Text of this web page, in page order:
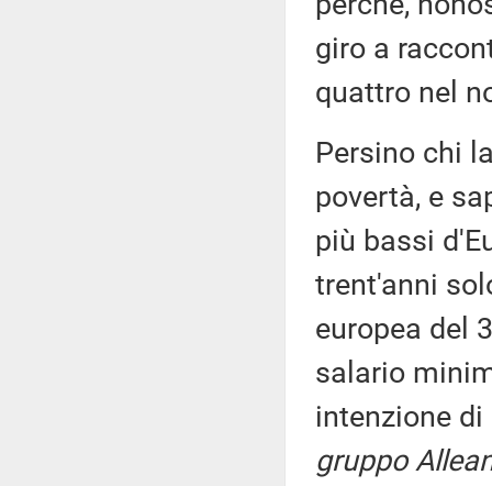
giro a
quattro nel
Persino chi
povertà, e
più bassi
trent'anni
europea del
salario
intenzione
gruppo